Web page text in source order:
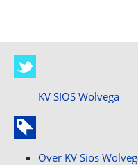
KV SIOS Wolvega
Over KV Sios